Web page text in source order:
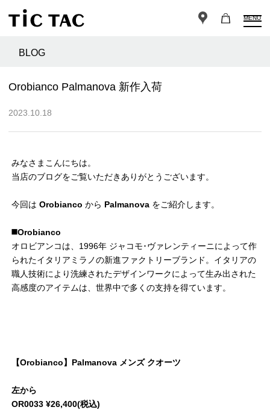
MENU
BLOG
Orobianco Palmanova 新作入荷
2023.10.18
みなさまこんにちは。
当店のブログをご覧いただきありがとうございます。
今回は Orobianco から Palmanova をご紹介します。
◼️Orobianco
オロビアンコは、1996年 ジャコモ･ヴァレンティーニによって作
られたイタリアミラノの新進ファクトリーブランド。イタリアの
職人技術により洗練されたデザインワークによって生み出された
高感度のアイテムは、世界中で多くの支持を得ています。
【Orobianco】Palmanova メンズ クオーツ
左から
OR0033 ¥26,400(税込)